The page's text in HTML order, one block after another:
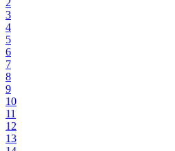
2
3
4
5
6
7
8
9
10
11
12
13